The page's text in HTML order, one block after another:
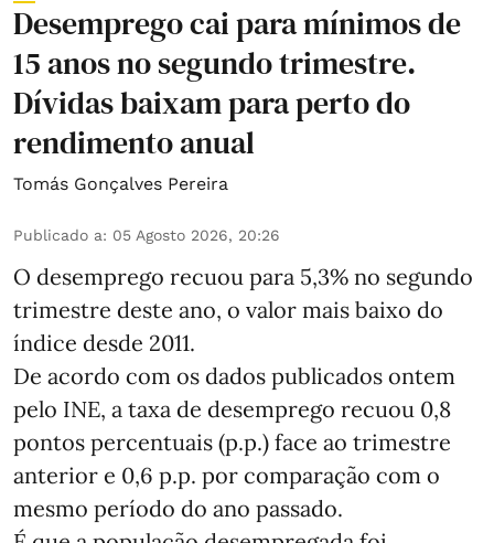
Desemprego cai para mínimos de
15 anos no segundo trimestre.
Dívidas baixam para perto do
rendimento anual
Tomás Gonçalves Pereira
Publicado a: 05 Agosto 2026, 20:26
O desemprego recuou para 5,3% no segundo
trimestre deste ano, o valor mais baixo do
índice desde 2011.
De acordo com os dados publicados ontem
pelo INE, a taxa de desemprego recuou 0,8
pontos percentuais (p.p.) face ao trimestre
anterior e 0,6 p.p. por comparação com o
mesmo período do ano passado.